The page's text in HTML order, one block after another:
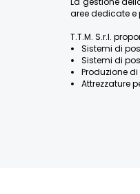
aree dedicate e
T.T.M. S.r.l.
Sistemi di
Sistemi di
Produzione
Attrezzature